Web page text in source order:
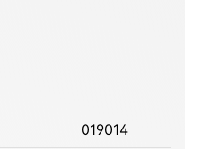
019014